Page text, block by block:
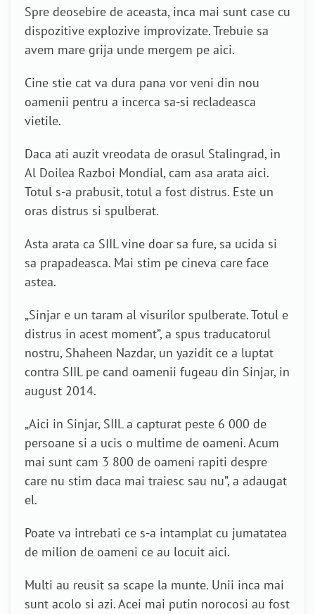
Spre deosebire de aceasta, inca mai sunt case cu
dispozitive explozive improvizate. Trebuie sa
avem mare grija unde mergem pe aici.
Cine stie cat va dura pana vor veni din nou
oamenii pentru a incerca sa-si recladeasca
vietile.
Daca ati auzit vreodata de orasul Stalingrad, in
Al Doilea Razboi Mondial, cam asa arata aici.
Totul s-a prabusit, totul a fost distrus. Este un
oras distrus si spulberat.
Asta arata ca SIIL vine doar sa fure, sa ucida si
sa prapadeasca. Mai stim pe cineva care face
astea.
„Sinjar e un taram al visurilor spulberate. Totul e
distrus in acest moment”, a spus traducatorul
nostru, Shaheen Nazdar, un yazidit ce a luptat
contra SIIL pe cand oamenii fugeau din Sinjar, in
august 2014.
„Aici in Sinjar, SIIL a capturat peste 6 000 de
persoane si a ucis o multime de oameni. Acum
mai sunt cam 3 800 de oameni rapiti despre
care nu stim daca mai traiesc sau nu”, a adaugat
el.
Poate va intrebati ce s-a intamplat cu jumatatea
de milion de oameni ce au locuit aici.
Multi au reusit sa scape la munte. Unii inca mai
sunt acolo si azi. Acei mai putin norocosi au fost